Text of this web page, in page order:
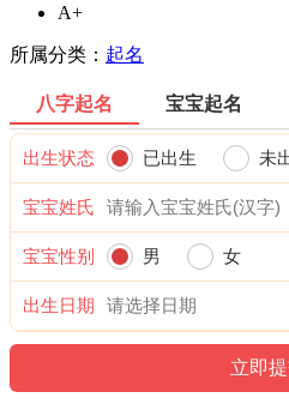
A+
所属分类： 起名
八字起名 宝宝起名
出生状态 已出生 未
宝宝姓氏
宝宝性别 男 女
出生日期